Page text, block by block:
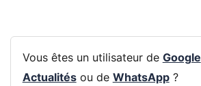
Vous êtes un utilisateur de Google
Actualitésou de WhatsApp?